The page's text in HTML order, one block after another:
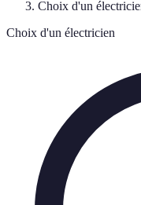
Choix d'un
Choix d'un électricien